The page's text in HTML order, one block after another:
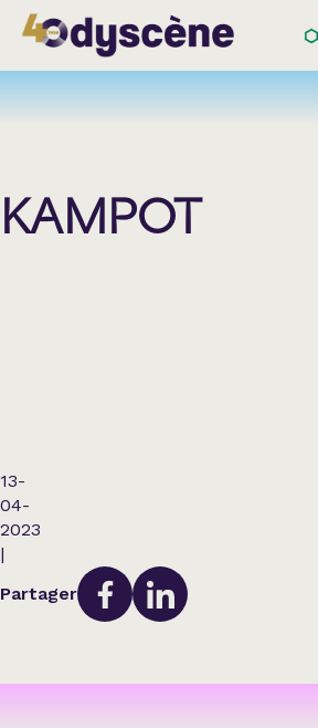
KAMPOT
13-
04-
2023
|
Partager